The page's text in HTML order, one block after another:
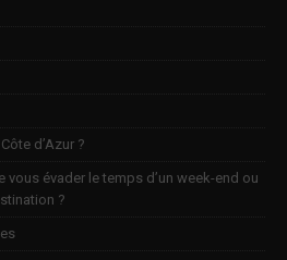
d’Azur ?
vous évader le temps d’un week-end ou
?